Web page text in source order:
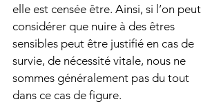
elle est censée être. Ainsi, si l’on peut
considérer que nuire à des êtres
sensibles peut être justifié en cas de
survie, de nécessité vitale, nous ne
sommes généralement pas du tout
dans ce cas de figure.